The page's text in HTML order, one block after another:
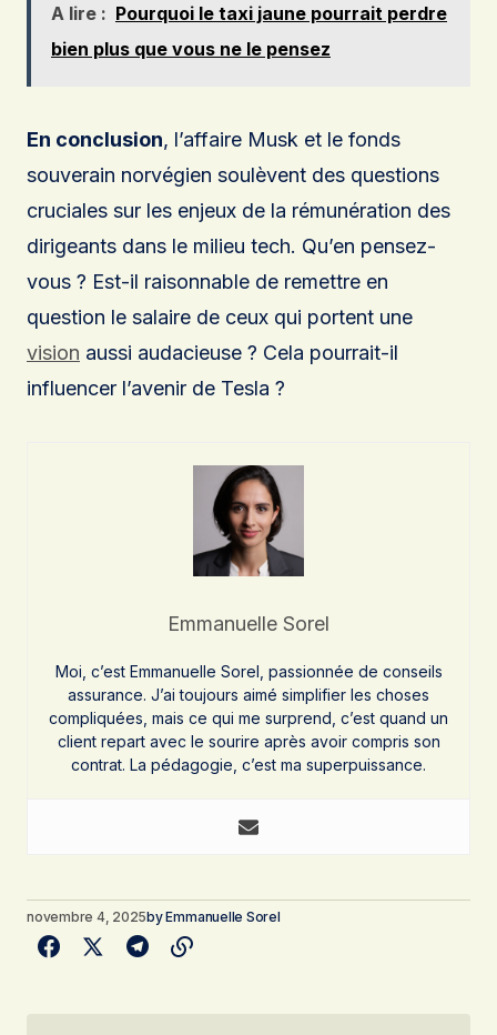
A lire : Pourquoi le taxi jaune pourrait perdre
bien plus que vous ne le pensez
En conclusion, l’affaire Musk et le fonds
souverain norvégien soulèvent des questions
cruciales sur les enjeux de la rémunération des
dirigeants dans le milieu tech. Qu’en pensez-
vous ? Est-il raisonnable de remettre en
question le salaire de ceux qui portent une
vision aussi audacieuse ? Cela pourrait-il
influencer l’avenir de Tesla ?
Emmanuelle Sorel
Moi, c’est Emmanuelle Sorel, passionnée de conseils
assurance. J’ai toujours aimé simplifier les choses
compliquées, mais ce qui me surprend, c’est quand un
client repart avec le sourire après avoir compris son
contrat. La pédagogie, c’est ma superpuissance.
novembre 4, 2025byEmmanuelle Sorel